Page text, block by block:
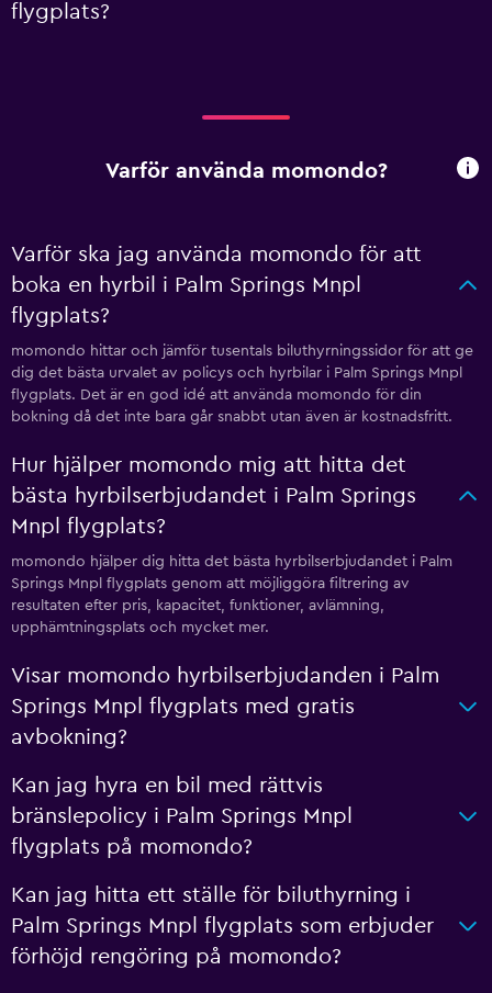
flygplats?
Varför använda momondo?
Varför ska jag använda momondo för att
boka en hyrbil i Palm Springs Mnpl
flygplats?
momondo hittar och jämför tusentals biluthyrningssidor för att ge
dig det bästa urvalet av policys och hyrbilar i Palm Springs Mnpl
flygplats. Det är en god idé att använda momondo för din
bokning då det inte bara går snabbt utan även är kostnadsfritt.
Hur hjälper momondo mig att hitta det
bästa hyrbilserbjudandet i Palm Springs
Mnpl flygplats?
momondo hjälper dig hitta det bästa hyrbilserbjudandet i Palm
Springs Mnpl flygplats genom att möjliggöra filtrering av
resultaten efter pris, kapacitet, funktioner, avlämning,
upphämtningsplats och mycket mer.
Visar momondo hyrbilserbjudanden i Palm
Springs Mnpl flygplats med gratis
avbokning?
Kan jag hyra en bil med rättvis
bränslepolicy i Palm Springs Mnpl
flygplats på momondo?
Kan jag hitta ett ställe för biluthyrning i
Palm Springs Mnpl flygplats som erbjuder
förhöjd rengöring på momondo?